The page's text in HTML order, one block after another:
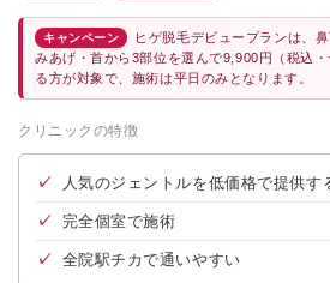
キャンペーン
ヒゲ脱毛デビュープランは、
みあげ・首から3部位を選んで9,900円（税込
る方が対象で、施術は平日のみとなります。
クリニックの特徴
✓ 人気のジェントルを低価格で提供す
✓ 完全個室で施術
✓ 全院駅チカで通いやすい